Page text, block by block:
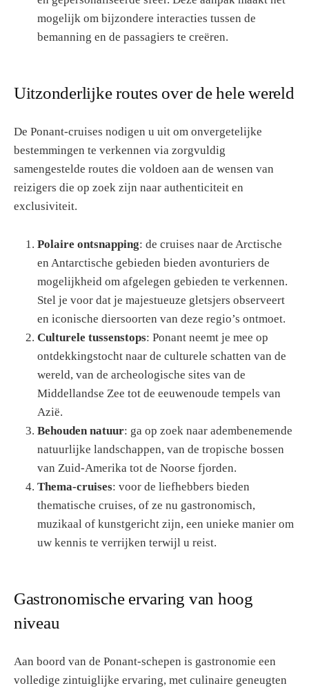
mogelijk om bijzondere interacties tussen de
bemanning en de passagiers te creëren.
Uitzonderlijke routes over de hele wereld
De Ponant-cruises nodigen u uit om onvergetelijke
bestemmingen te verkennen via zorgvuldig
samengestelde routes die voldoen aan de wensen van
reizigers die op zoek zijn naar authenticiteit en
exclusiviteit.
Polaire ontsnapping: de cruises naar de Arctische
en Antarctische gebieden bieden avonturiers de
mogelijkheid om afgelegen gebieden te verkennen.
Stel je voor dat je majestueuze gletsjers observeert
en iconische diersoorten van deze regio’s ontmoet.
Culturele tussenstops: Ponant neemt je mee op
ontdekkingstocht naar de culturele schatten van de
wereld, van de archeologische sites van de
Middellandse Zee tot de eeuwenoude tempels van
Azië.
Behouden natuur: ga op zoek naar adembenemende
natuurlijke landschappen, van de tropische bossen
van Zuid-Amerika tot de Noorse fjorden.
Thema-cruises: voor de liefhebbers bieden
thematische cruises, of ze nu gastronomisch,
muzikaal of kunstgericht zijn, een unieke manier om
uw kennis te verrijken terwijl u reist.
Gastronomische ervaring van hoog
niveau
Aan boord van de Ponant-schepen is gastronomie een
volledige zintuiglijke ervaring, met culinaire geneugten